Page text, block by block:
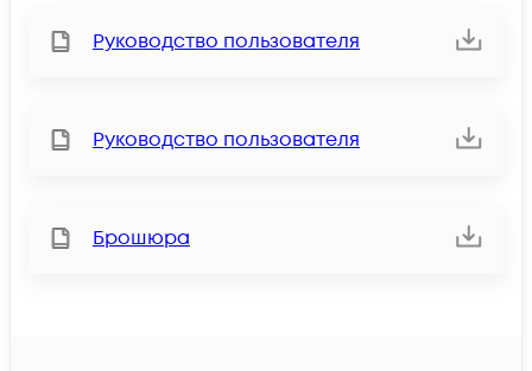
Руководство пользователя
Руководство пользователя
Брошюра